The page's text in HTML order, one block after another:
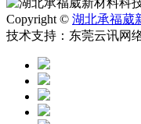
Copyright © 湖北承福葳
技术支持：东莞云讯网